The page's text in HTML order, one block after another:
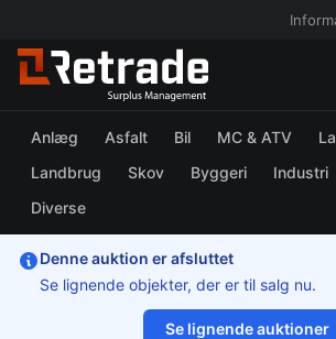
Anlæg Asfalt Bil MC & ATV
Landbrug
Skov Byggeri Industri
Diverse
Denne auktion er afsluttet
Se lignende objekter, der er til salg nu.
Se lignende auktioner